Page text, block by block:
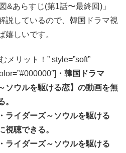
&あらすじ(第1話〜最終回)」
説しているので、韓国ドラマ視
嬉しいです。
メリット！” style=”soft”
・韓国ドラマ
ソウルを駆ける恋】の動画を無
。
ライダーズ～ソウルを駆ける
視聴できる。
ライダーズ～ソウルを駆ける